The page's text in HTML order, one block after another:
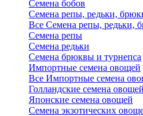
Семена бобов
Семена репы, редьки,
Все Семена репы, редьки,
Семена репы
Семена редьки
Семена брюквы и турнепса
Импортные семена овощей
Все Импортные семена
Голландские семена овощей
Японские семена овощей
Семена экзотических